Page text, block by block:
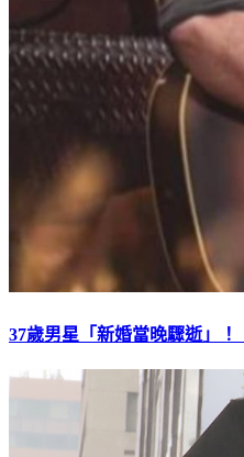
37歲男星「新婚當晚驟逝」